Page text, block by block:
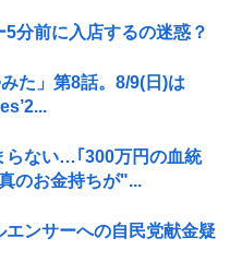
分前に入店するの迷惑？
た」第8話。8/9(日)は
らない…｢300万円の血統
のお金持ちが"...
ンサーへの自民党献金疑